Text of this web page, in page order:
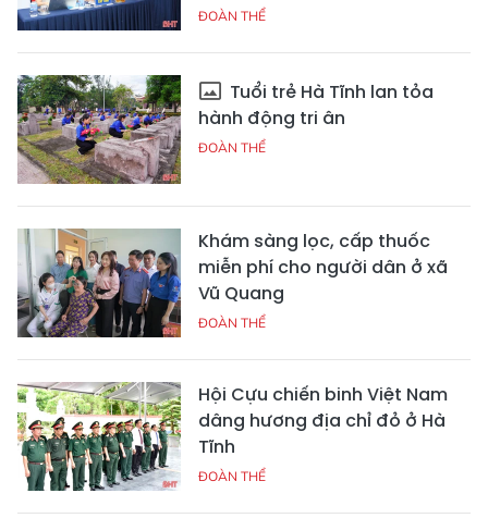
ĐOÀN THỂ
Tuổi trẻ Hà Tĩnh lan tỏa
hành động tri ân
ĐOÀN THỂ
Khám sàng lọc, cấp thuốc
miễn phí cho người dân ở xã
Vũ Quang
ĐOÀN THỂ
Hội Cựu chiến binh Việt Nam
dâng hương địa chỉ đỏ ở Hà
Tĩnh
ĐOÀN THỂ